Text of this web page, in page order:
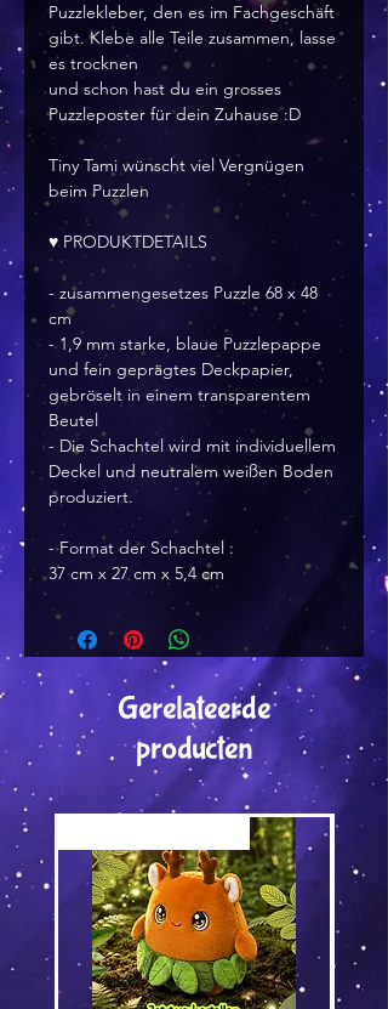
Puzzlekleber, den es im Fachgeschäft
gibt. Klebe alle Teile zusammen, lasse
es trocknen
und schon hast du ein grosses
Puzzleposter für dein Zuhause :D
Tiny Tami wünscht viel Vergnügen
beim Puzzlen
♥ PRODUKTDETAILS
- zusammengesetzes Puzzle 68 x 48
cm
- 1,9 mm starke, blaue Puzzlepappe
und fein geprägtes Deckpapier,
gebröselt in einem transparentem
Beutel
- Die Schachtel wird mit individuellem
Deckel und neutralem weißen Boden
produziert.
- Format der Schachtel :
37 cm x 27 cm x 5,4 cm
Gerelateerde
producten